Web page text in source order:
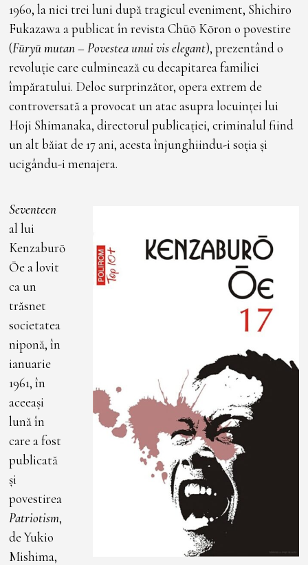
1960, la nici trei luni după tragicul eveniment, Shichiro
Fukazawa a publicat în revista Chūō Kōron o povestire
(Fūryū mutan–Povestea unui vis elegant), prezentând o
revoluție care culminează cu decapitarea familiei
împăratului. Deloc surprinzător, opera extrem de
controversată a provocat un atac asupra locuinței lui
Hoji Shimanaka, directorul publicației, criminalul fiind
un alt băiat de 17 ani, acesta înjunghiindu-i soția și
ucigându-i menajera.
Seventeen
al lui
Kenzaburō
Ōe a lovit
ca un
trăsnet
societatea
niponă, în
ianuarie
1961, în
aceeași
lună în
care a fost
publicată
și
povestirea
Patriotism,
de Yukio
Mishima,